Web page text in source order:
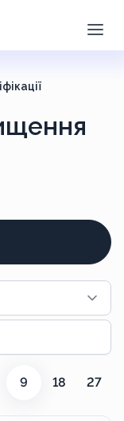
9 18 27